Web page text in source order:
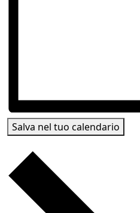
Salva nel tuo calendario